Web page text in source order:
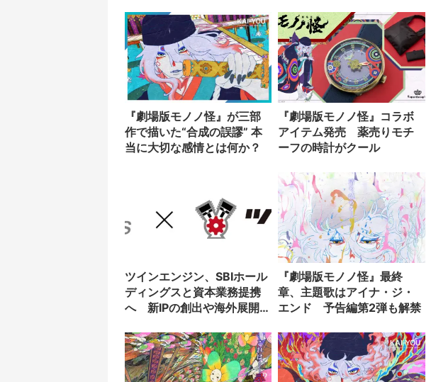
『劇場版モノノ怪』が三部
作で描いた“合成の誤謬” 本
当に大切な感情とは何か？
『劇場版モノノ怪』コラボ
アイテム発売 薬売りモチ
ーフの時計がクール
ツインエンジン、SBIホール
ディングスと資本業務提携
へ 新IPの創出や海外展開を
『劇場版モノノ怪』最終
章、主題歌はアイナ・ジ・
エンド 予告編第2弾も解禁